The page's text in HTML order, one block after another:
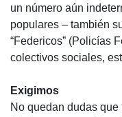
un número aún
populares – también
“Federicos” (Policías
colectivos sociales,
Exigimos
No quedan dudas